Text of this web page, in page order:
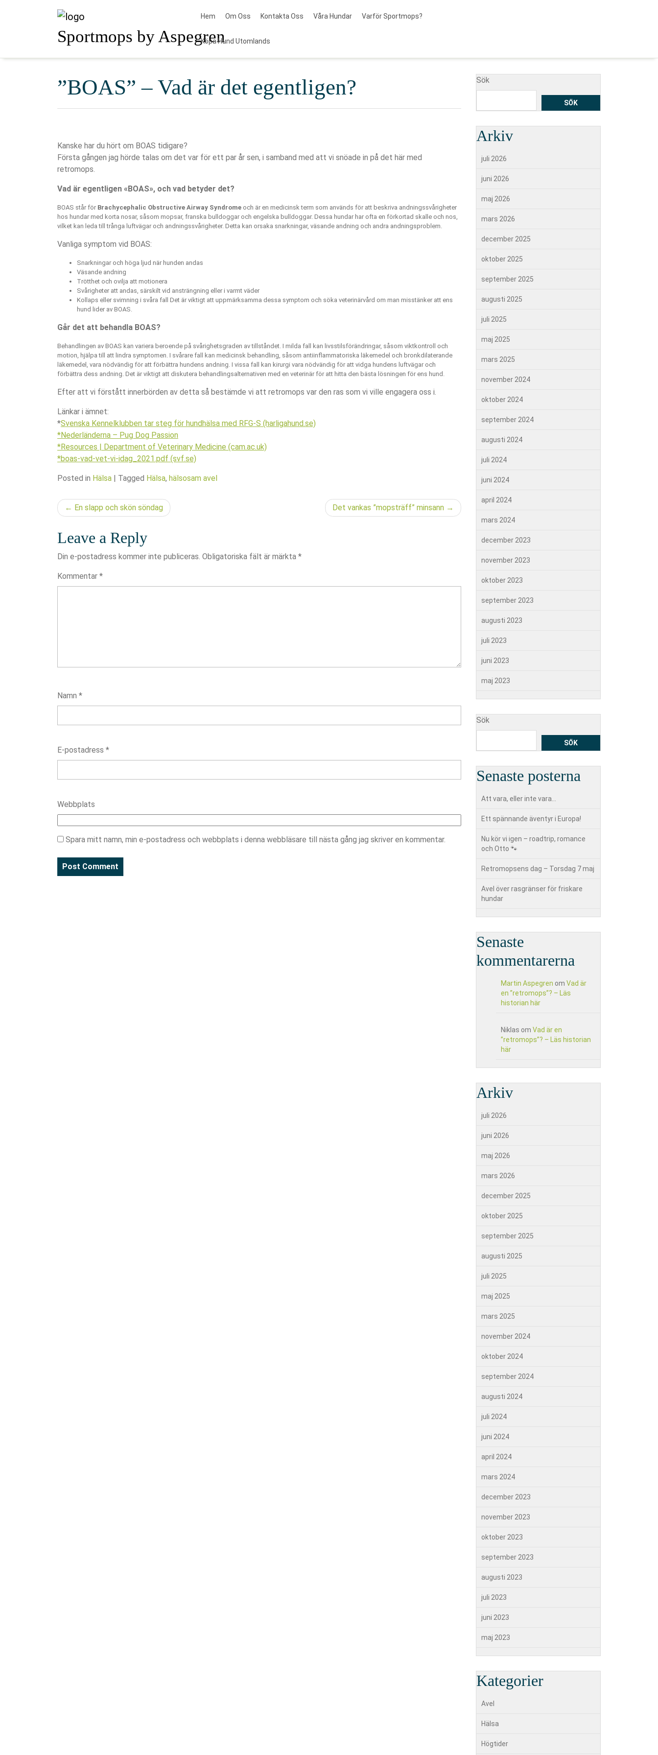
Sportmops by Aspegren
Hem Om Oss Kontakta Oss Våra Hundar Varför Sportmops?
Köpa Hund Utomlands
”BOAS” – Vad är det egentligen?
Kanske har du hört om BOAS tidigare?
Första gången jag hörde talas om det var för ett par år sen, i samband med att vi snöade in på det här med
retromops.
Vad är egentligen «BOAS», och vad betyder det?
BOAS står för Brachycephalic Obstructive Airway Syndrome och är en medicinsk term som används för att beskriva andningssvårigheter
hos hundar med korta nosar, såsom mopsar, franska bulldoggar och engelska bulldoggar. Dessa hundar har ofta en förkortad skalle och nos,
vilket kan leda till trånga luftvägar och andningssvårigheter. Detta kan orsaka snarkningar, väsande andning och andra andningsproblem.
Vanliga symptom vid BOAS:
Snarkningar och höga ljud när hunden andas
Väsande andning
Trötthet och ovilja att motionera
Svårigheter att andas, särskilt vid ansträngning eller i varmt väder
Kollaps eller svimning i svåra fall Det är viktigt att uppmärksamma dessa symptom och söka veterinärvård om man misstänker att ens
hund lider av BOAS.
Går det att behandla BOAS?
Behandlingen av BOAS kan variera beroende på svårighetsgraden av tillståndet. I milda fall kan livsstilsförändringar, såsom viktkontroll och
motion, hjälpa till att lindra symptomen. I svårare fall kan medicinsk behandling, såsom antiinflammatoriska läkemedel och bronkdilaterande
läkemedel, vara nödvändig för att förbättra hundens andning. I vissa fall kan kirurgi vara nödvändig för att vidga hundens luftvägar och
förbättra dess andning. Det är viktigt att diskutera behandlingsalternativen med en veterinär för att hitta den bästa lösningen för ens hund.
Efter att vi förstått innerbörden av detta så bestämde vi att retromops var den ras som vi ville engagera oss i.
Länkar i ämnet:
*Svenska Kennelklubben tar steg för hundhälsa med RFG-S (harligahund.se)
*Nederländerna – Pug Dog Passion
*Resources | Department of Veterinary Medicine (cam.ac.uk)
*boas-vad-vet-vi-idag_2021.pdf (svf.se)
Posted in Hälsa | Tagged Hälsa, hälsosam avel
Inläggsnavigering
En slapp och skön söndag Det vankas ”mopsträff” minsann
Leave a Reply
Din e-postadress kommer inte publiceras. Obligatoriska fält är märkta *
Kommentar *
Namn *
E-postadress *
Webbplats
Spara mitt namn, min e-postadress och webbplats i denna webbläsare till nästa gång jag skriver en kommentar.
Sök
SÖK
Arkiv
juli 2026
juni 2026
maj 2026
mars 2026
december 2025
oktober 2025
september 2025
augusti 2025
juli 2025
maj 2025
mars 2025
november 2024
oktober 2024
september 2024
augusti 2024
juli 2024
juni 2024
april 2024
mars 2024
december 2023
november 2023
oktober 2023
september 2023
augusti 2023
juli 2023
juni 2023
maj 2023
Sök
SÖK
Senaste posterna
Att vara, eller inte vara…
Ett spännande äventyr i Europa!
Nu kör vi igen – roadtrip, romance
och Otto 🐾
Retromopsens dag – Torsdag 7 maj
Avel över rasgränser för friskare
hundar
Senaste
kommentarerna
Martin Aspegren om Vad är
en ”retromops”? – Läs
historian här
Niklas om Vad är en
”retromops”? – Läs historian
här
Arkiv
juli 2026
juni 2026
maj 2026
mars 2026
december 2025
oktober 2025
september 2025
augusti 2025
juli 2025
maj 2025
mars 2025
november 2024
oktober 2024
september 2024
augusti 2024
juli 2024
juni 2024
april 2024
mars 2024
december 2023
november 2023
oktober 2023
september 2023
augusti 2023
juli 2023
juni 2023
maj 2023
Kategorier
Avel
Hälsa
Högtider